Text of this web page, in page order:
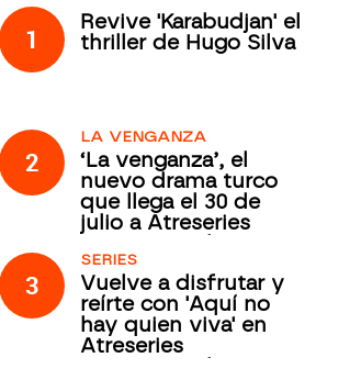
1
Revive 'Karabudjan' el
thriller de Hugo Silva
2
LA VENGANZA
‘La venganza’, el
nuevo drama turco
que llega el 30 de
julio a Atreseries
Internacional
3
SERIES
Vuelve a disfrutar y
reírte con 'Aquí no
hay quien viva' en
Atreseries
Internacional